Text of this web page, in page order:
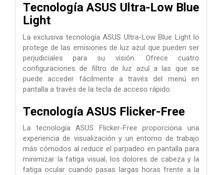
Tecnología ASUS Ultra-Low Blue
Light
La exclusiva tecnología ASUS Ultra-Low Blue Light lo
protege de las emisiones de luz azul que pueden ser
perjudiciales para su visión. Ofrece cuatro
configuraciones de filtro de luz azul a las que se
puede acceder fácilmente a través del menú en
pantalla a través de la tecla de acceso rápido.
Tecnología ASUS Flicker-Free
La tecnología ASUS Flicker-Free proporciona una
experiencia de visualización y un entorno de trabajo
más cómodos al reducir el parpadeo en pantalla para
minimizar la fatiga visual, los dolores de cabeza y la
fatiga ocular cuando pasas largas horas frente a la